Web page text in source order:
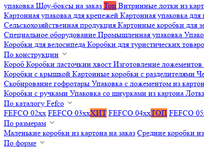
упаковка Шоу-боксы на заказ Топ Витринные лотки из
Картонная упаковка для крепежей Картонная упаковка для
Сельскохозяйственная продукция Картонные коробки для
Специальное оборудование Промышленная упаковка
Коробки для велосипеда Коробки для туристических
По конструкции
Короб Коробки ласточкин хвост Изготовление
Коробки с крышкой Картонные коробки с разделителями
Скобирование гофротары Упаковка с ложементом из
Коробки с ручками Упаковка со шнурками из картона
По каталогу Fefco
FEFCO 02xx FEFCO 03xxХИТ FEFCO 04xxТОП FEFCO
По размерам
Маленькие коробки из картона на заказ Средние коробки
По форме